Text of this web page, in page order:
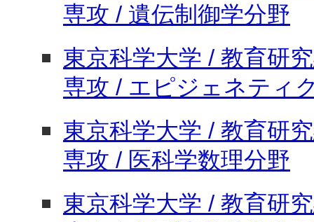
専攻 / 遺伝制御学分野
東京科学大学 / 教育研
専攻 / エピジェネティ
東京科学大学 / 教育研
専攻 / 医科学数理分野
東京科学大学 / 教育研